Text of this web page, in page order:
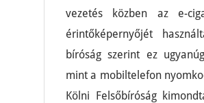
vezetés közben az e-
érintőképernyőjét
bíróság szerint ez
mint a mobiltelefon
Kölni Felsőbíróság